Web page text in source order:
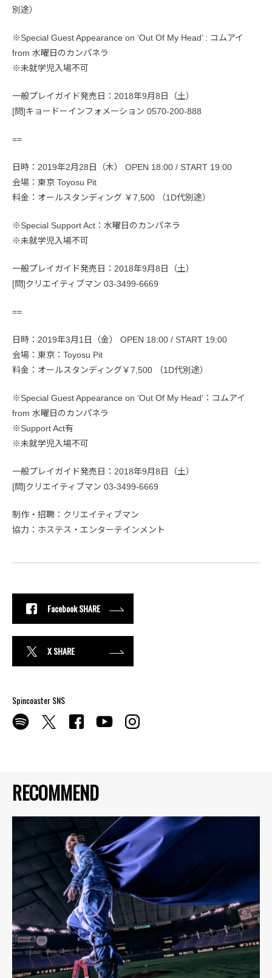
RECOMMEND
別途）
※Special Guest Appearance on ‘Out Of My Head’ : コムアイ
from 水曜日のカンパネラ
※未就学児入場不可
一般プレイガイド発売日：2018年9月8日（土）
[問]キョードーインフォメーション 0570-200-888
==
日時：2019年2月28日（木） OPEN 18:00 / START 19:00
会場：東京 Toyosu Pit
料金：オールスタンディング ￥7,500 （1D代別途）
※Special Support Act：水曜日のカンパネラ
※未就学児入場不可
一般プレイガイド発売日：2018年9月8日（土）
[問]クリエイティブマン 03-3499-6669
==
日時：2019年3月1日（金） OPEN 18:00 / START 19:00
会場：東京：Toyosu Pit
料金：オールスタンディング￥7,500 （1D代別途）
※Special Guest Appearance on ‘Out Of My Head’：コムアイ
from 水曜日のカンパネラ
※Support Act有
※未就学児入場不可
一般プレイガイド発売日：2018年9月8日（土）
[問]クリエイティブマン 03-3499-6669
制作・招聘：クリエイティブマン
協力：ホステス・エンターテインメント
Facebook SHARE
X SHARE
Spincoaster SNS